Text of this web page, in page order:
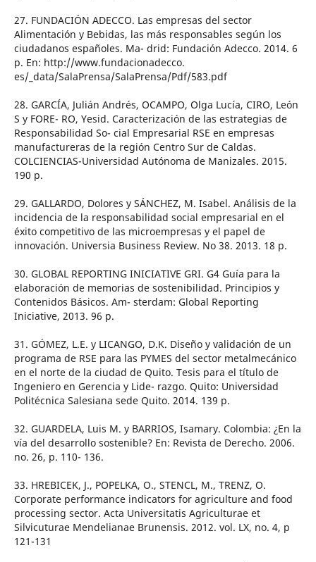
27. FUNDACIÓN ADECCO. Las empresas del sector
Alimentación y Bebidas, las más responsables según los
ciudadanos españoles. Ma- drid: Fundación Adecco. 2014. 6
p. En: http://www.fundacionadecco.
es/_data/SalaPrensa/SalaPrensa/Pdf/583.pdf
28. GARCÍA, Julián Andrés, OCAMPO, Olga Lucía, CIRO, León
S y FORE- RO, Yesid. Caracterización de las estrategias de
Responsabilidad So- cial Empresarial RSE en empresas
manufactureras de la región Centro Sur de Caldas.
COLCIENCIAS-Universidad Autónoma de Manizales. 2015.
190 p.
29. GALLARDO, Dolores y SÁNCHEZ, M. Isabel. Análisis de la
incidencia de la responsabilidad social empresarial en el
éxito competitivo de las microempresas y el papel de
innovación. Universia Business Review. No 38. 2013. 18 p.
30. GLOBAL REPORTING INICIATIVE GRI. G4 Guía para la
elaboración de memorias de sostenibilidad. Principios y
Contenidos Básicos. Am- sterdam: Global Reporting
Iniciative, 2013. 96 p.
31. GÓMEZ, L.E. y LICANGO, D.K. Diseño y validación de un
programa de RSE para las PYMES del sector metalmecánico
en el norte de la ciudad de Quito. Tesis para el título de
Ingeniero en Gerencia y Lide- razgo. Quito: Universidad
Politécnica Salesiana sede Quito. 2014. 139 p.
32. GUARDELA, Luis M. y BARRIOS, Isamary. Colombia: ¿En la
vía del desarrollo sostenible? En: Revista de Derecho. 2006.
no. 26, p. 110- 136.
33. HREBICEK, J., POPELKA, O., STENCL, M., TRENZ, O.
Corporate performance indicators for agriculture and food
processing sector. Acta Universitatis Agriculturae et
Silvicuturae Mendelianae Brunensis. 2012. vol. LX, no. 4, p
121-131